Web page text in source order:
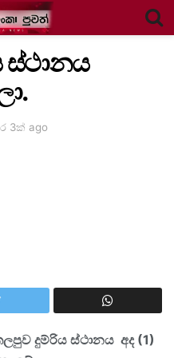
ස්ථානය
3ක් ago
දුම්රිය ස්ථානය අද (1)